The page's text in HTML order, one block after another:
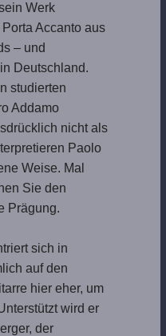
Werk
Accanto aus
– und
Deutschland.
studierten
Addamo
nicht als
Paolo
Weise. Mal
Sie den
Prägung.
sich in
auf den
hier eher, um
wird er
der